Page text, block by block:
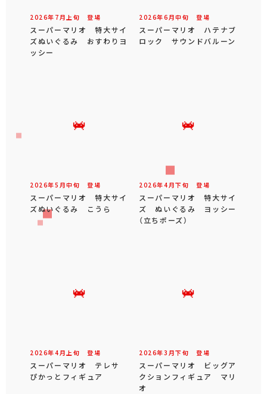
2026年 7 月 上旬 登場
スーパーマリオ 特大サイ
ズぬいぐるみ おすわりヨ
ッシー
2026年6 月中旬 登場
スーパーマリオ ハテナブ
ロック サウンドバルーン
2026年5 月中旬 登場
スーパーマリオ 特大サイ
ズぬいぐるみ こうら
2026年4 月下旬 登場
スーパーマリオ 特大サイ
ズ ぬいぐるみ ヨッシー
（立ちポーズ）
2026年4 月 上旬 登場
スーパーマリオ テレサ
ぴかっとフィギュア
2026年3 月下旬 登場
スーパーマリオ ビッグア
クションフィギュア マリ
オ